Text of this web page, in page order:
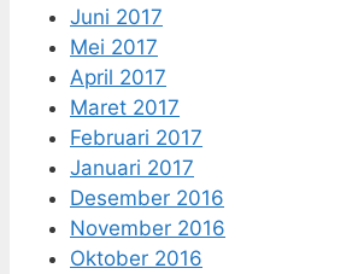
Juni 2017
Mei 2017
April 2017
Maret 2017
Februari 2017
Januari 2017
Desember 2016
November 2016
Oktober 2016